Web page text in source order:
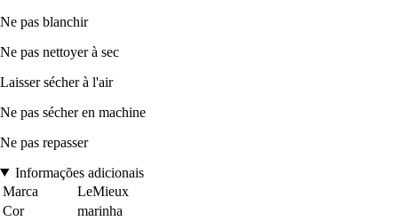
Ne pas blanchir
Ne pas nettoyer à sec
Laisser sécher à l'air
Ne pas sécher en machine
Ne pas repasser
Informações adicionais
Marca
LeMieux
Cor
marinha